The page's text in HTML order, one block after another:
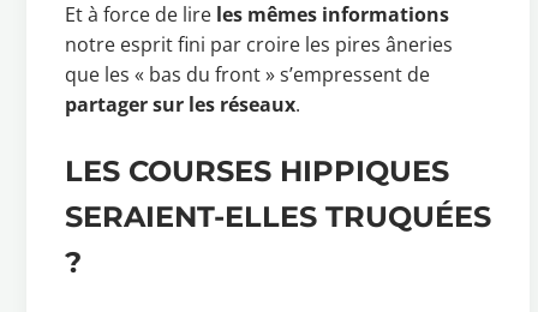
Et à force de lire les mêmes informations
notre esprit fini par croire les pires âneries
que les « bas du front » s’empressent de
partager sur les réseaux.
LES COURSES HIPPIQUES
SERAIENT-ELLES TRUQUÉES
?